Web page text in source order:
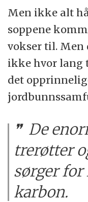
Men ikke alt
soppene
vokser til. Men
ikke hvor lang
det
De
trerøtter
sørger
karbon.